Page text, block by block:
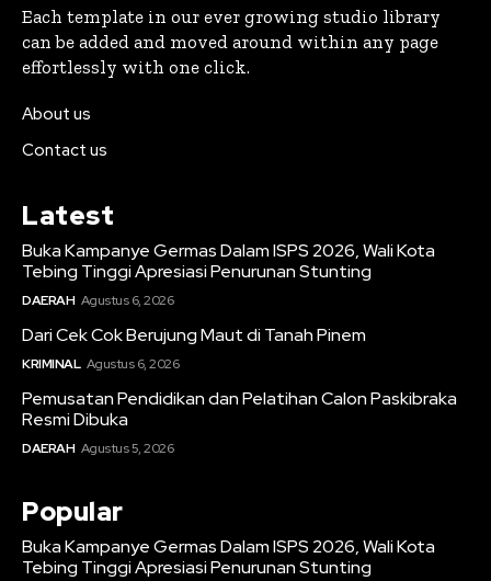
Each template in our ever growing studio library
can be added and moved around within any page
effortlessly with one click.
About us
Contact us
Latest
Buka Kampanye Germas Dalam ISPS 2026, Wali Kota
Tebing Tinggi Apresiasi Penurunan Stunting
DAERAH Agustus 6, 2026
Dari Cek Cok Berujung Maut di Tanah Pinem
KRIMINAL Agustus 6, 2026
Pemusatan Pendidikan dan Pelatihan Calon Paskibraka
Resmi Dibuka
DAERAH Agustus 5, 2026
Popular
Buka Kampanye Germas Dalam ISPS 2026, Wali Kota
Tebing Tinggi Apresiasi Penurunan Stunting